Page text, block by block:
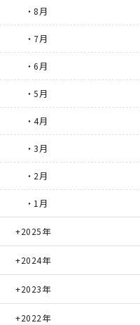
・8月
・7月
・6月
・5月
・4月
・3月
・2月
・1月
2025年
2024年
2023年
2022年